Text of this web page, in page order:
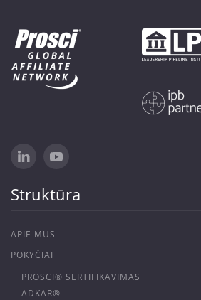
Struktūra
APIE MUS
POKYČIAI
PROSCI® SERTIFIKAVIMAS
ADKAR®